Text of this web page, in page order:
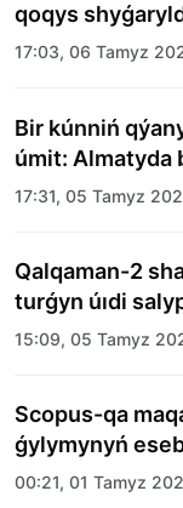
qoqys
17:03, 06 Tamyz
Bir kúnniń
úmit: Almatyda
merekelik kún
17:31, 05 Tamyz
Qalqaman-2
turǵyn úıdi
15:09, 05 Tamyz
Scopus-qa
ǵylymynyń
00:21, 01 Tamyz